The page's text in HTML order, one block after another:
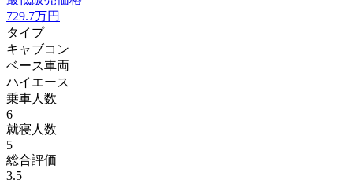
729.7万円
タイプ
キャブコン
ベース車両
ハイエース
乗車人数
6
就寝人数
5
総合評価
3.5